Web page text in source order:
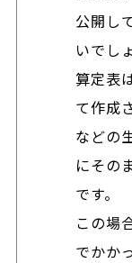
公開し
いでし
算定表
て作成
などの
にその
です。
この場
でかか